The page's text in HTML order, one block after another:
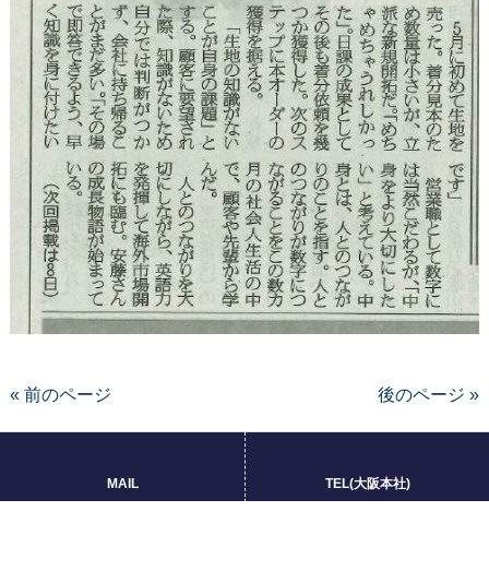
« 前のページ 後のページ »
MAIL TEL(大阪本社)